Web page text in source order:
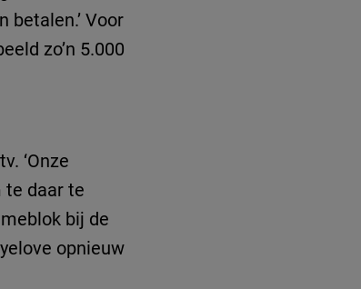
betalen.’ Voor
zo’n 5.000
‘Onze
te daar te
bij de
opnieuw